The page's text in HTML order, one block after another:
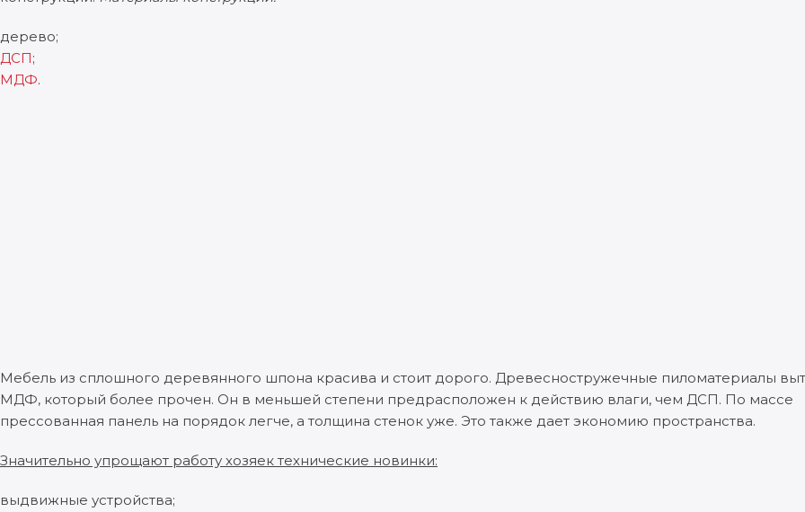
дерево;
ДСП;
МДФ.
Мебель из сплошного деревянного шпона красива и стоит дорого. Древесностружечные пиломатериалы
МДФ, который более прочен. Он в меньшей степени предрасположен к действию влаги, чем ДСП. По массе
прессованная панель на порядок легче, а толщина стенок уже. Это также дает экономию пространства.
Значительно упрощают работу хозяек технические новинки:
выдвижные устройства;